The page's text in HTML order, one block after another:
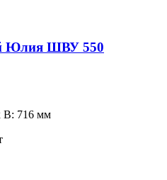
Юлия ШВУ 550
В: 716 мм